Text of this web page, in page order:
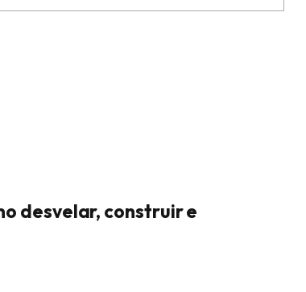
desvelar, construir e